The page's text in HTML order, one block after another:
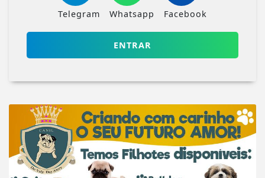
Telegram Whatsapp Facebook
ENTRAR